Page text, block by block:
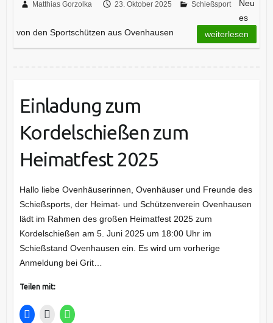
Matthias Gorzolka 23. Oktober 2025 Schießsport
Neu
es
von den Sportschützen aus Ovenhausen
weiterlesen
Einladung zum
Kordelschießen zum
Heimatfest 2025
Hallo liebe Ovenhäuserinnen, Ovenhäuser und Freunde des
Schießsports, der Heimat- und Schützenverein Ovenhausen
lädt im Rahmen des großen Heimatfest 2025 zum
Kordelschießen am 5. Juni 2025 um 18:00 Uhr im
Schießstand Ovenhausen ein. Es wird um vorherige
Anmeldung bei Grit…
Teilen mit: